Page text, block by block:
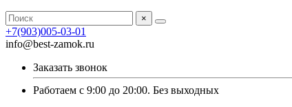
×
+7(903)005-03-01
info@best-zamok.ru
Заказать звонок
Работаем с 9:00 до 20:00. Без выходных